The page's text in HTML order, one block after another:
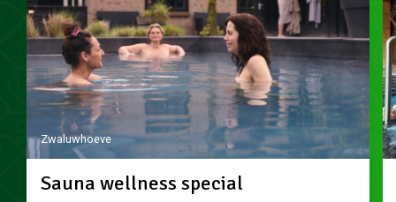
Zwaluwhoeve
Sauna wellness special